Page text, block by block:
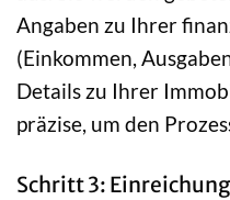
Angaben zu Ihrer
(Einkommen,
Details zu Ihrer
präzise, um den
Schritt 3: